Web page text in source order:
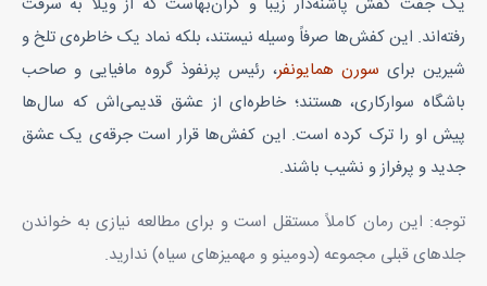
- خیلی خب خیلی خب! آدرس بفرست ببینم چت شده؟
رفته‌اند. این کفش‌ها صرفاً وسیله نیستند، بلکه نماد یک خاطره‌ی تلخ و
شیرین برای سورن همایونفر، رئیس پرنفوذ گروه مافیایی و صاحب
باشگاه سوارکاری، هستند؛ خاطره‌ای از عشق قدیمی‌اش که سال‌ها
پیش او را ترک کرده است. این کفش‌ها قرار است جرقه‌ی یک عشق
جدید و پرفراز و نشیب باشند.
توجه: این رمان کاملاً مستقل است و برای مطالعه نیازی به خواندن
جلدهای قبلی مجموعه (دومینو و مهمیزهای سیاه) ندارید.